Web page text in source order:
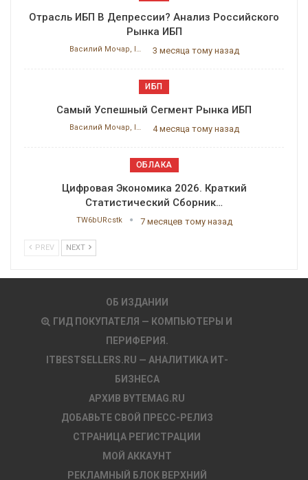
Отрасль ИБП В Депрессии? Анализ Российского
Рынка ИБП
Василий Мочар, ITResearch 3 месяца тому назад
ИБП
Самый Успешный Сегмент Рынка ИБП
Василий Мочар, ITResearch 4 месяца тому назад
ОБЛАКА
Цифровая Экономика 2026. Краткий
Статистический Сборник…
TW6bURcstk 7 месяцев тому назад
PREV NEXT
ОБ ИЗДАНИИ
ГИД ПОКУПАТЕЛЯ — КОМПЬЮТЕРЫ И
ПЕРИФЕРИЯ.
ITBESTSELLERS.RU — АНАЛИТИКА ИТ-
БИЗНЕСА
АРХИВ BYTEMAG.RU
ДОБАВЬТЕ СВОЙ ПРЕСС-РЕЛИЗ
СТРАНИЦА РЕГИСТРАЦИИ
МОЙ АККАУНТ
РЕКЛАМНЫЙ БЛОК ВЕРХНИЙ